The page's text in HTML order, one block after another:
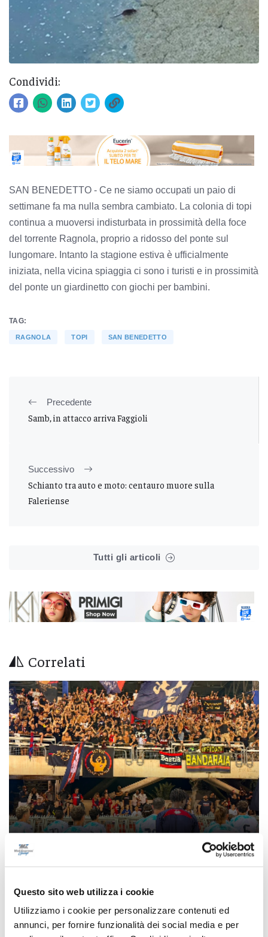
Questo sito web utilizza i cookie
Utilizziamo i cookie per personalizzare contenuti ed
annunci, per fornire funzionalità dei social media e per
Condividi:
SAN BENEDETTO - Ce ne siamo occupati un paio di
settimane fa ma nulla sembra cambiato. La colonia di topi
continua a muoversi indisturbata in prossimità della foce
del torrente Ragnola, proprio a ridosso del ponte sul
lungomare. Intanto la stagione estiva è ufficialmente
iniziata, nella vicina spiaggia ci sono i turisti e in prossimità
del ponte un giardinetto con giochi per bambini.
TAG:
RAGNOLA TOPI SAN BENEDETTO
Precedente
Samb, in attacco arriva Faggioli
Successivo
Schianto tra auto e moto: centauro muore sulla
Faleriense
Tutti gli articoli
Correlati
Coppa Italia Serie C - Biglietti ancora bloccati
Comitato sicurezza
di Pierluigi Dorotei